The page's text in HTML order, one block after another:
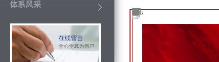
体系风采